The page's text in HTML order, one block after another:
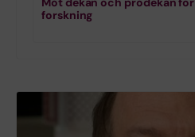
forskning